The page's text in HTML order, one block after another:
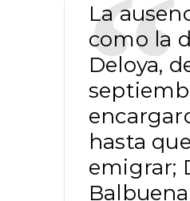
La
como la
Deloya,
hasta
emigrar;